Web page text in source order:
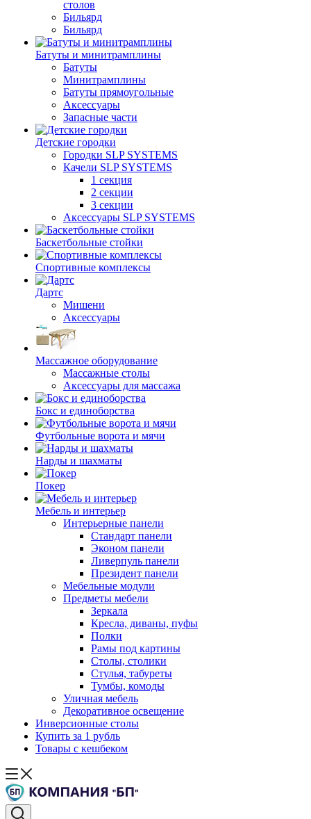
столов
Бильяpд
Бильяpд
Батуты и минитрамплины
Батуты
Минитрамплины
Батуты прямоугольные
Аксессуары
Запасные части
Детские городки
Городки SLP SYSTEMS
Качели SLP SYSTEMS
1 секция
2 секции
3 секции
Аксессуары SLP SYSTEMS
Баскетбольные стойки
Спортивные комплексы
Дартс
Мишени
Аксессуары
Массажное оборудование
Массажные столы
Аксессуары для массажа
Бокс и единоборства
Футбольные ворота и мячи
Нарды и шахматы
Покер
Мебель и интерьер
Интерьерные панели
Стандарт панели
Эконом панели
Ливерпуль панели
Президент панели
Мебельные модули
Предметы мебели
Зеркала
Кресла, диваны, пуфы
Полки
Рамы под картины
Столы, столики
Стулья, табуреты
Тумбы, комоды
Уличная мебель
Декоративное освещение
Инверсионные столы
Купить за 1 рубль
Товары с кешбеком